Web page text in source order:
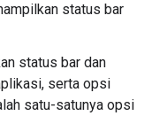
status bar
status bar dan
serta opsi
satu-satunya opsi